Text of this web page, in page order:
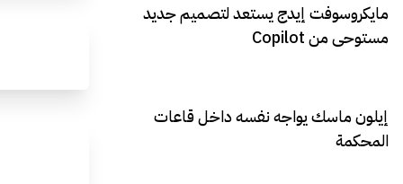
مايكروسوفت إيدج يستعد لتصميم جديد
مستوحى من Copilot
إيلون ماسك يواجه نفسه داخل قاعات
المحكمة